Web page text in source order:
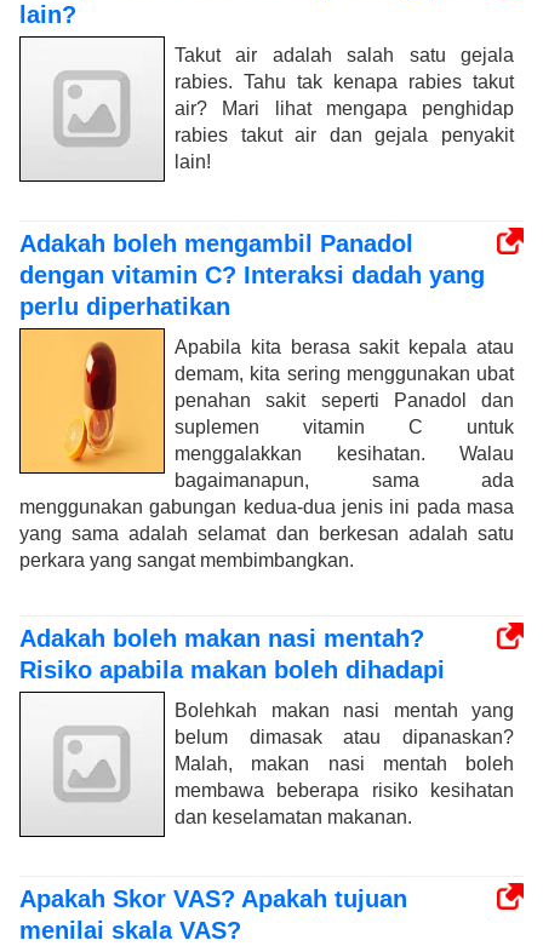
lain?
Takut air adalah salah satu gejala
rabies. Tahu tak kenapa rabies takut
air? Mari lihat mengapa penghidap
rabies takut air dan gejala penyakit
lain!
Adakah boleh mengambil Panadol
dengan vitamin C? Interaksi dadah yang
perlu diperhatikan
Apabila kita berasa sakit kepala atau
demam, kita sering menggunakan ubat
penahan sakit seperti Panadol dan
suplemen vitamin C untuk
menggalakkan kesihatan. Walau
bagaimanapun, sama ada
menggunakan gabungan kedua-dua jenis ini pada masa
yang sama adalah selamat dan berkesan adalah satu
perkara yang sangat membimbangkan.
Adakah boleh makan nasi mentah?
Risiko apabila makan boleh dihadapi
Bolehkah makan nasi mentah yang
belum dimasak atau dipanaskan?
Malah, makan nasi mentah boleh
membawa beberapa risiko kesihatan
dan keselamatan makanan.
Apakah Skor VAS? Apakah tujuan
menilai skala VAS?